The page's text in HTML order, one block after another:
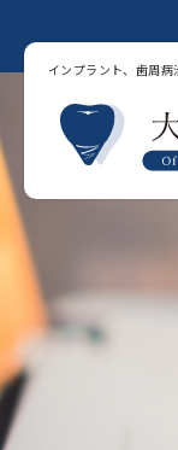
インプラント、歯周